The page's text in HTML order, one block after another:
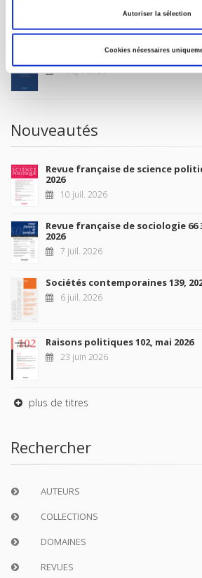
Autoriser la sélection
Cookies nécessaires
La France et l'Union européenne
4 sept. 2026
Nouveautés
Revue française de science
2026
10 juil. 2026
Revue française de sociologie
2026
7 juil. 2026
Sociétés contemporaines 139,
6 juil. 2026
Raisons politiques 102, mai 2026
23 juin 2026
plus de titres
Rechercher
AUTEURS
COLLECTIONS
DOMAINES
REVUES